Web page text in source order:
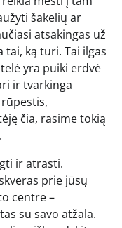
šakelių ar
atsakingas už
tai, ką turi. Tai ilgas
yra puiki erdvė
ir tvarkinga
čia, rasime tokią
ir atrasti.
prie jūsų
centre –
su savo atžala.